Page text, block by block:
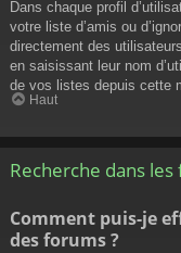
Dans chaque profil
votre liste d’amis ou
directement des
en saisissant leur nom
de vos listes depuis cette
Haut
Recherche dans
Comment puis-je
des forums ?